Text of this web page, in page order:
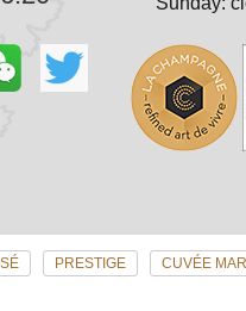
PRESTIGE CUVÉE